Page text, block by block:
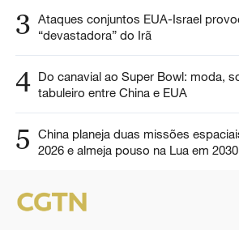
3 Ataques conjuntos EUA-Israel
“devastadora” do Irã
4 Do canavial ao Super Bowl: moda,
tabuleiro entre China e EUA
5
China planeja duas missões
2026 e almeja pouso na Lua em 2030